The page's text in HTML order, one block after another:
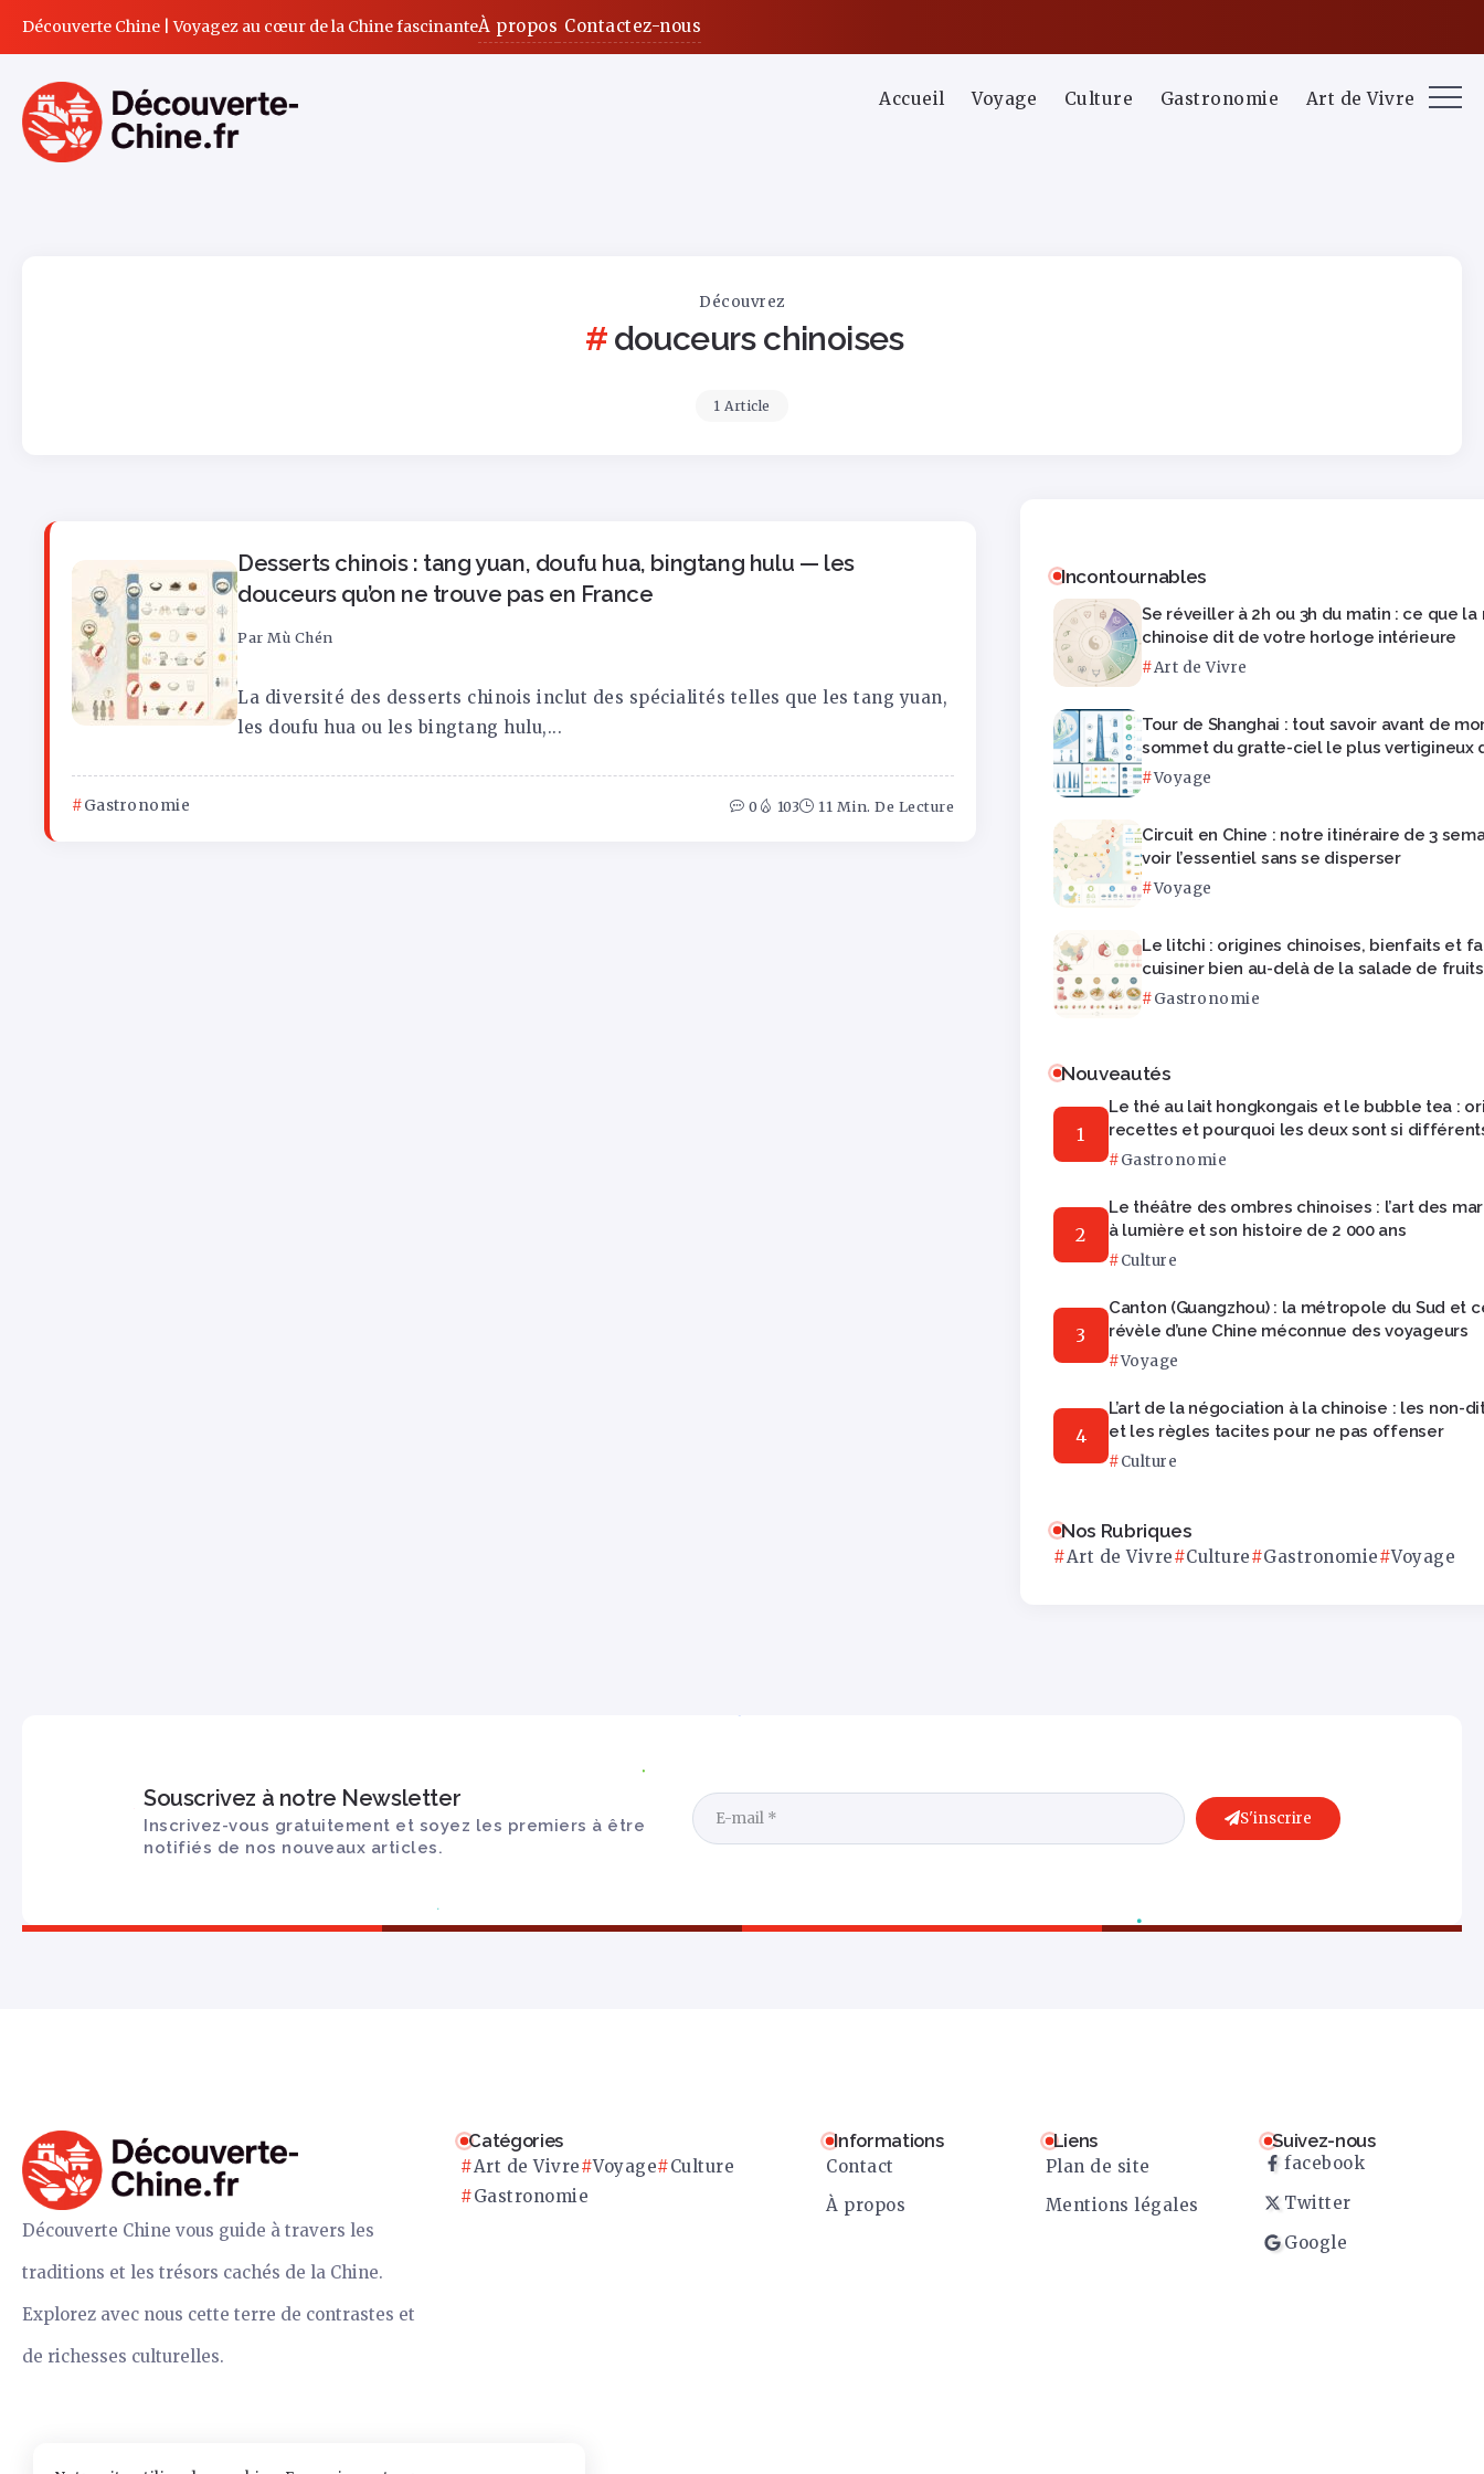
Découverte Chine | Voyagez au cœur de la Chine fascinanteÀ propos Contactez-nous
Accueil Voyage Culture Gastronomie Art de Vivre
Découvrez
douceurs chinoises
1 Article
Desserts chinois : tang yuan, doufu hua, bingtang hulu — les
douceurs qu’on ne trouve pas en France
Par Mù Chén
La diversité des desserts chinois inclut des spécialités telles que les tang yuan,
les doufu hua ou les bingtang hulu,...
Gastronomie 0 103 11 Min. De Lecture
Incontournables
Se réveiller à 2h ou 3h du matin : ce que
chinoise dit de votre horloge intérieure
Art de Vivre
Tour de Shanghai : tout savoir avant de
sommet du gratte-ciel le plus vertigineux
Voyage
Circuit en Chine : notre itinéraire de 3
voir l’essentiel sans se disperser
Voyage
Le litchi : origines chinoises, bienfaits et
cuisiner bien au-delà de la salade de fruits
Gastronomie
Nouveautés
Le thé au lait hongkongais et le bubble tea :
recettes et pourquoi les deux sont si
Gastronomie
Le théâtre des ombres chinoises : l’art des
à lumière et son histoire de 2 000 ans
Culture
Canton (Guangzhou) : la métropole du Sud et
révèle d’une Chine méconnue des voyageurs
Voyage
L’art de la négociation à la chinoise : les non-
et les règles tacites pour ne pas offenser
Culture
Nos Rubriques
Art de Vivre Culture Gastronomie Voyage
Souscrivez à notre Newsletter
Inscrivez-vous gratuitement et soyez les premiers à être
notifiés de nos nouveaux articles.
S'inscrire
Découverte Chine vous guide à travers les
traditions et les trésors cachés de la Chine.
Explorez avec nous cette terre de contrastes et
de richesses culturelles.
Catégories
Art de Vivre Voyage
Culture
Gastronomie
Informations
Contact
À propos
Liens
Plan de site
Mentions légales
Suivez-nous
facebook
Twitter
Google